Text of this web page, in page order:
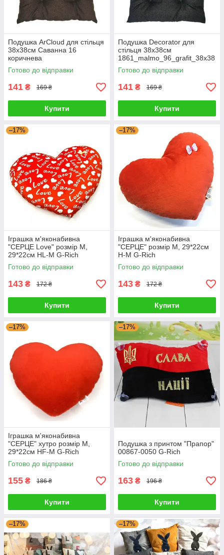
Подушка ArCloud для стільця
38x38см Саванна 16
коричнева
1861_savana_16_korichneva_
38x38 G-Rich
Готово до відправки
141 ₴ 169 ₴
Купити
Подушка Decorator для
стільця 38x38см
1861_malmo_96_grafit_38x38
G-Rich
Готово до відправки
141 ₴ 169 ₴
Купити
–17%
Іграшка м'яконабивна
"СЕРЦЕ Love" розмір М,
29*22см HL-M G-Rich
Готово до відправки
143 ₴ 172 ₴
Купити
–17%
Іграшка м'яконабивна
"СЕРЦЕ" розмір M, 29*22см
H-M G-Rich
Готово до відправки
143 ₴ 172 ₴
Купити
–17%
Іграшка м'яконабивна
"СЕРЦЕ" хутро розмір M,
29*22см HF-M G-Rich
Готово до відправки
155 ₴ 186 ₴
Купити
–17%
Подушка з принтом "Прапор"
00867-0050 G-Rich
Готово до відправки
163 ₴ 196 ₴
Купити
–17% –17%